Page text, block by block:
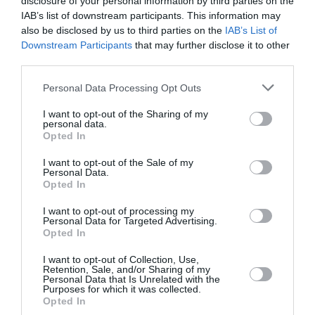
IAB’s list of downstream participants. This information may
also be disclosed by us to third parties on the IAB’s List of
Downstream Participants that may further disclose it to other
Please note that this website/app uses one or more Google
not limited to your visit or usage behaviour. You may click to
grant or deny consent to Google and its third-party tags to
use your data for below specified purposes in below Google
consent section.
Personal Data Processing Opt Outs
I want to opt-out of the Sharing of my
personal data.
Opted In
I want to opt-out of the Sale of my
Personal Data.
Opted In
I want to opt-out of processing my
Personal Data for Targeted Advertising.
Opted In
I want to opt-out of Collection, Use,
Retention, Sale, and/or Sharing of my
Personal Data that Is Unrelated with the
Purposes for which it was collected.
Opted In
Τραγωδία στην Πάτρα: Πέθανε
βρέφος 8 ημερών που
νοσηλευόταν στην Εντατική
Νεογνών
Σοκ έχει προκαλέσει στην τοπική κοινωνία της
Πάτρας η τραγική είδηση του θανάτου ενός βρέφους